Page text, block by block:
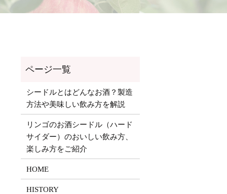
シードルとはどんなお酒？製造
方法や美味しい飲み方を解説
リンゴのお酒シードル（ハード
サイダー）のおいしい飲み方、
楽しみ方をご紹介
HOME
HISTORY